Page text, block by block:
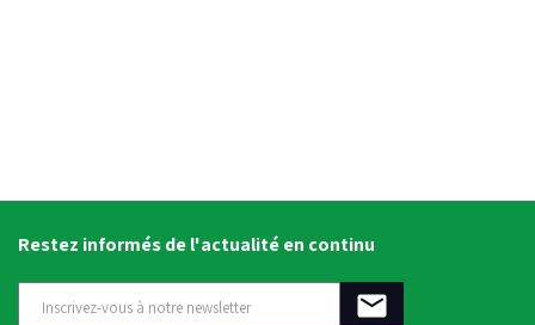
Restez informés de l'actualité en continu